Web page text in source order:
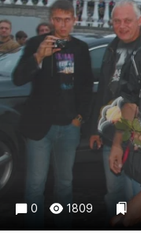
Праздники
Происшествия
Спорт
Экономика и
ПРОЕКТЫ
Блоги
Издания
Медиаперсона
Интересное
0 1809